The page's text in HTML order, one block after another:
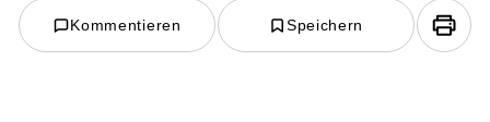
Kommentieren Speichern